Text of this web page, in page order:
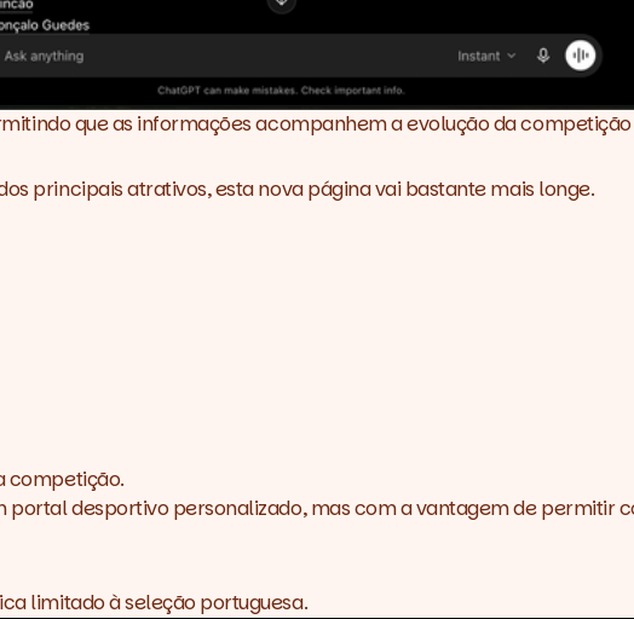
que as informações acompanhem a evolução da
principais atrativos, esta nova página vai bastante mais longe.
competição.
portal desportivo personalizado, mas com a vantagem de
limitado à seleção portuguesa.